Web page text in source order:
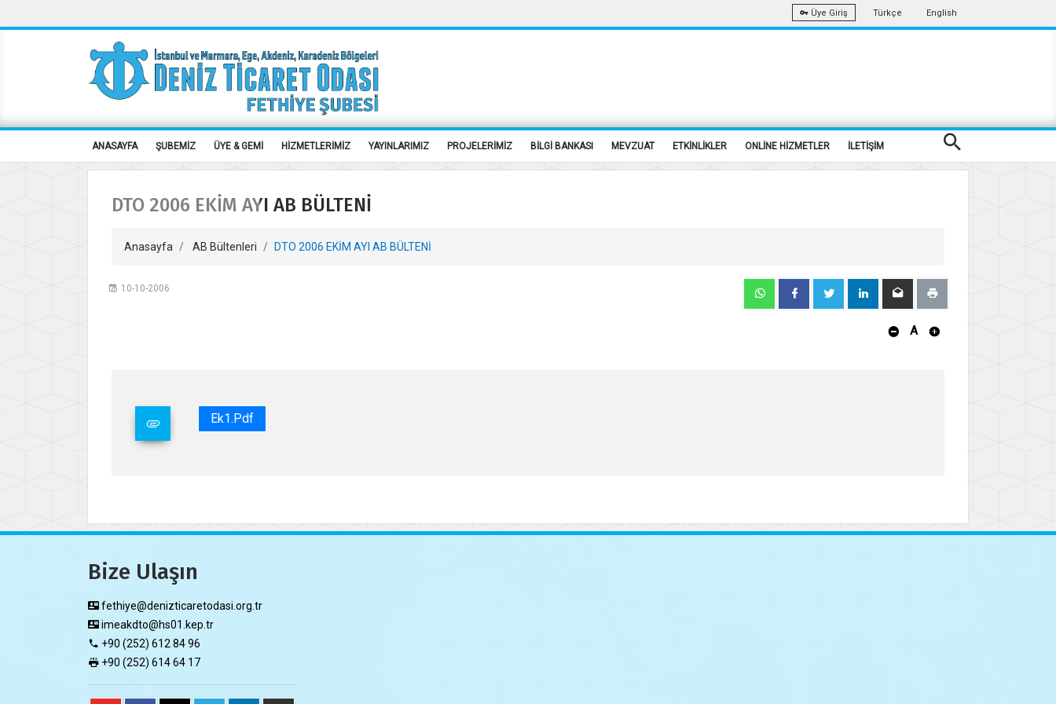
Üye Giriş Türkçe English
ANASAYFA ŞUBEMİZ ÜYE & GEMİ HİZMETLERİMİZ YAYINLARIMIZ PROJELERİMİZ BİLGİ BANKASI MEVZUAT ETKİNLİKLER ONLİNE HİZMETLER İLETİŞİM
DTO 2006 EKİM AYI AB BÜLTENİ
Anasayfa AB Bültenleri DTO 2006 EKİM AYI AB BÜLTENİ
10-10-2006
A
Ek1.pdf
Bize Ulaşın
fethiye@denizticaretodasi.org.tr
imeakdto@hs01.kep.tr
+90 (252) 612 84 96
+90 (252) 614 64 17​